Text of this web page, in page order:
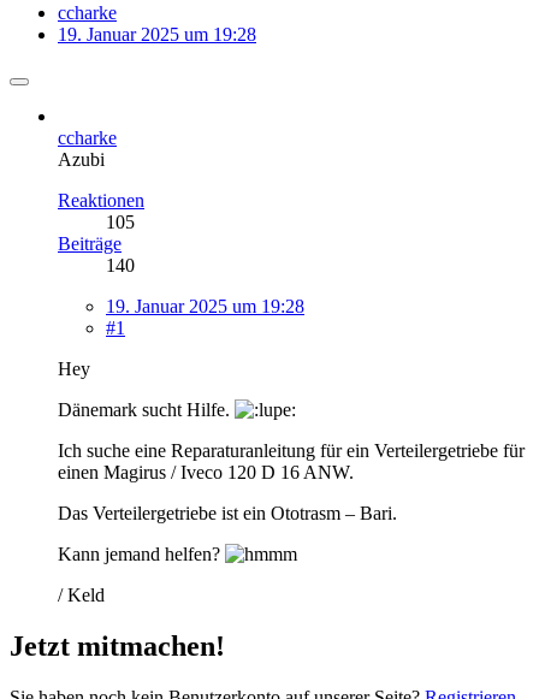
ccharke
19. Januar 2025 um 19:28
ccharke
Azubi
Reaktionen
105
Beiträge
140
19. Januar 2025 um 19:28
#1
Hey
Dänemark sucht Hilfe.
Ich suche eine Reparaturanleitung für ein Verteilergetriebe für
einen Magirus / Iveco 120 D 16 ANW.
Das Verteilergetriebe ist ein Ototrasm – Bari.
Kann jemand helfen?
/ Keld
Jetzt mitmachen!